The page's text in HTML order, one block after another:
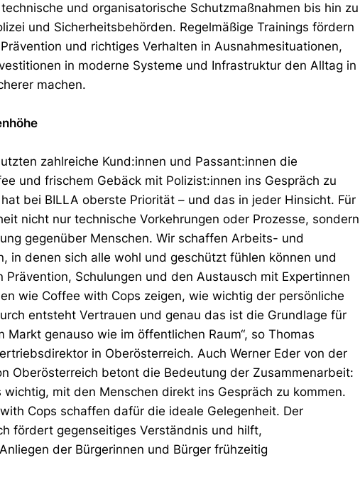
und organisatorische Schutzmaßnahmen bis hin zu
und Sicherheitsbehörden. Regelmäßige Trainings fördern
und richtiges Verhalten in Ausnahmesituationen,
in moderne Systeme und Infrastruktur den Alltag in
machen.
zahlreiche Kund:innen und Passant:innen die
und frischem Gebäck mit Polizist:innen ins Gespräch zu
bei BILLA oberste Priorität – und das in jeder Hinsicht. Für
nicht nur technische Vorkehrungen oder Prozesse, sondern
gegenüber Menschen. Wir schaffen Arbeits- und
in denen sich alle wohl und geschützt fühlen können und
Prävention, Schulungen und den Austausch mit Expertinnen
wie Coffee with Cops zeigen, wie wichtig der persönliche
entsteht Vertrauen und genau das ist die Grundlage für
Markt genauso wie im öffentlichen Raum“, so Thomas
in Oberösterreich. Auch Werner Eder von der
Oberösterreich betont die Bedeutung der Zusammenarbeit:
wichtig, mit den Menschen direkt ins Gespräch zu kommen.
Cops schaffen dafür die ideale Gelegenheit. Der
fördert gegenseitiges Verständnis und hilft,
der Bürgerinnen und Bürger frühzeitig